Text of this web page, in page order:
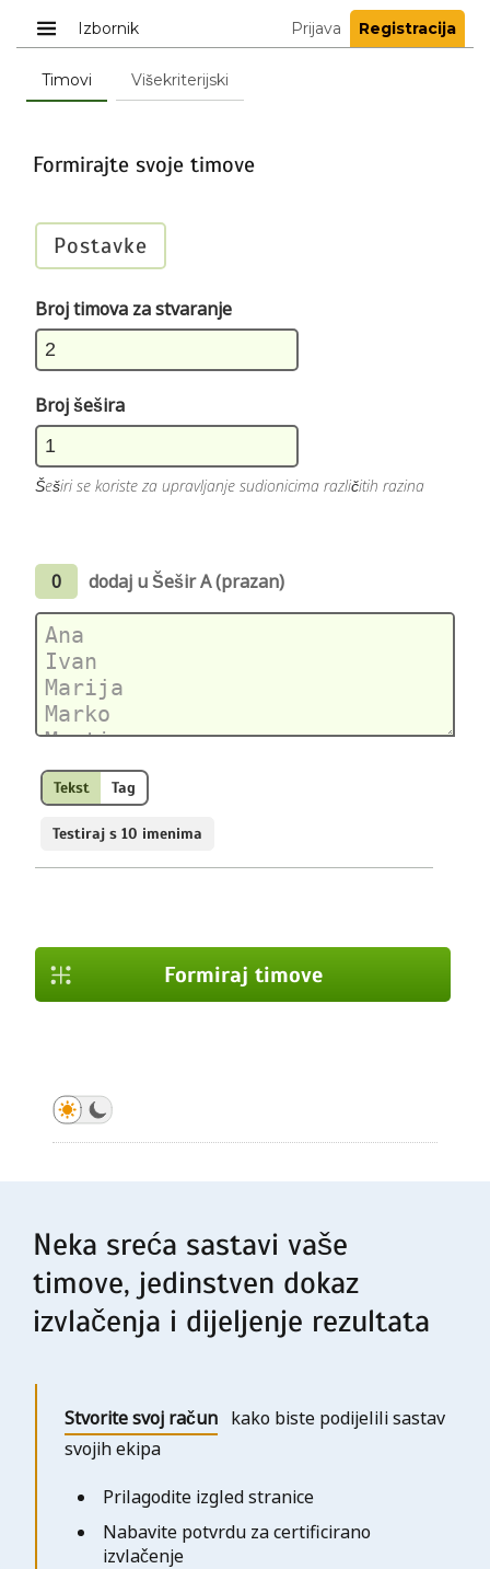
Izbornik Prijava Registracija
Timovi Višekriterijski
Formirajte svoje timove
Postavke
Broj timova za stvaranje
Broj šešira
Šeširi se koriste za upravljanje sudionicima različitih razina
0 dodaj u Šešir A (prazan)
Tekst Tag
Testiraj s 10 imenima
Formiraj timove
Formiraj timove
Neka sreća sastavi vaše
timove, jedinstven dokaz
izvlačenja i dijeljenje rezultata
Stvorite svoj račun kako biste podijelili sastav
svojih ekipa
Prilagodite izgled stranice
Nabavite potvrdu za certificirano
izvlačenje